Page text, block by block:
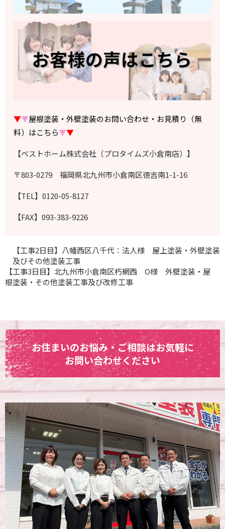
▼▼屋根塗装・外壁塗装のお問い合わせ・お見積り（無
料）はこちら▼▼
【ベストホーム株式会社（プロタイムズ小倉南店）】
〒803-0279 福岡県北九州市小倉南区徳吉南1-1-16
【TEL】0120-05-8127
【FAX】093-383-9226
【工事2日目】八幡西区八千代：法人様 屋上塗装・外壁塗装
及びその他塗装工事
【工事3日目】北九州市小倉南区朽網西 O様 外壁塗装・屋
根塗装・その他塗装工事及び改修工事
お住まいのお悩み・ご相談はお気軽に
お問い合わせください